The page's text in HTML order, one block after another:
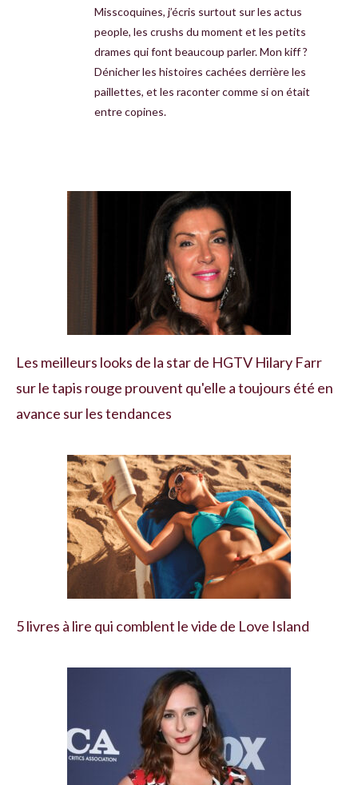
Misscoquines, j’écris surtout sur les actus
people, les crushs du moment et les petits
drames qui font beaucoup parler. Mon kiff ?
Dénicher les histoires cachées derrière les
paillettes, et les raconter comme si on était
entre copines.
Les meilleurs looks de la star de HGTV Hilary Farr
sur le tapis rouge prouvent qu'elle a toujours été en
avance sur les tendances
5 livres à lire qui comblent le vide de Love Island